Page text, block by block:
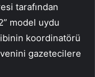
tarafından
model uydu
koordinatörü
gazetecilere